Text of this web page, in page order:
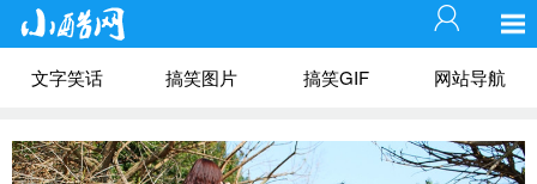
文字笑话 搞笑图片 搞笑GIF 网站导航